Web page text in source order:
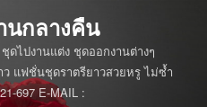
นกลางคืน
ดไปงานแต่ง ชุดออกงานต่างๆ
แฟชั่นชุดราตรียาวสวยหรู ไม่ซ้ำ
697 E-MAIL :